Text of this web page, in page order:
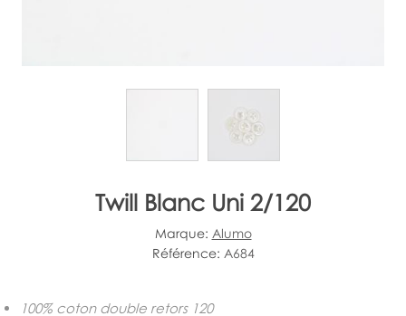
Twill Blanc Uni 2/120
Marque: Alumo
Référence: A684
100% coton double retors 120